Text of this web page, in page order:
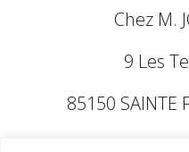
Chez M.
9 Les
85150 SAINTE